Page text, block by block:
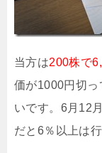
当方は200株で
価が1000円切っ
いです。6月12
だと6％以上は